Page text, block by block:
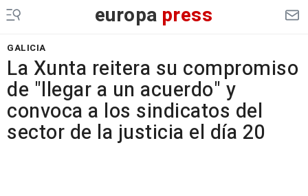
europa press
GALICIA
La Xunta reitera su compromiso
de "llegar a un acuerdo" y
convoca a los sindicatos del
sector de la justicia el día 20